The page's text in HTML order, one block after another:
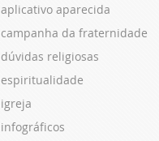
aplicativo aparecida
campanha da fraternidade
dúvidas religiosas
espiritualidade
igreja
infográficos